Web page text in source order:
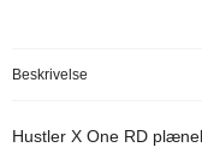
Beskrivelse
Hustler X One RD